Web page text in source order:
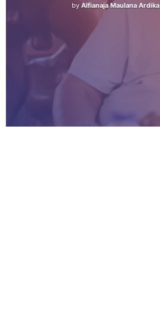
by Alfianaja Maulana Ardika